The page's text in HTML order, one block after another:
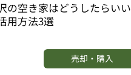
の空き家はどうしたらいい
用方法3選
売却・購入